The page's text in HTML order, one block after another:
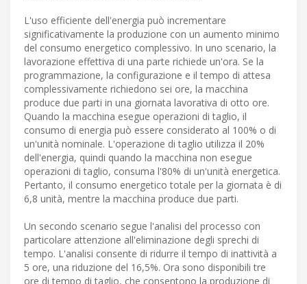
L'uso efficiente dell'energia può incrementare
significativamente la produzione con un aumento minimo
del consumo energetico complessivo. In uno scenario, la
lavorazione effettiva di una parte richiede un'ora. Se la
programmazione, la configurazione e il tempo di attesa
complessivamente richiedono sei ore, la macchina
produce due parti in una giornata lavorativa di otto ore.
Quando la macchina esegue operazioni di taglio, il
consumo di energia può essere considerato al 100% o di
un'unità nominale. L'operazione di taglio utilizza il 20%
dell'energia, quindi quando la macchina non esegue
operazioni di taglio, consuma l'80% di un'unità energetica.
Pertanto, il consumo energetico totale per la giornata è di
6,8 unità, mentre la macchina produce due parti.
Un secondo scenario segue l'analisi del processo con
particolare attenzione all'eliminazione degli sprechi di
tempo. L'analisi consente di ridurre il tempo di inattività a
5 ore, una riduzione del 16,5%. Ora sono disponibili tre
ore di tempo di taglio, che consentono la produzione di